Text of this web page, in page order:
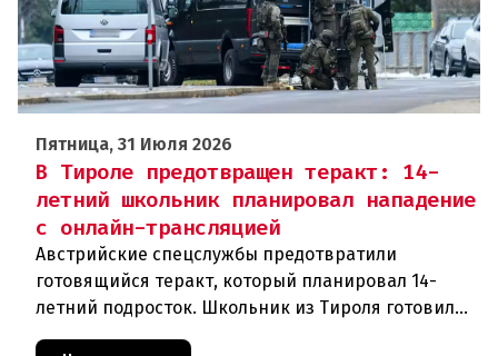
Пятница, 31 Июля 2026
В Тироле предотвращен теракт: 14-
летний школьник планировал нападение
с онлайн-трансляцией
Австрийские спецслужбы предотвратили
готовящийся теракт, который планировал 14-
летний подросток. Школьник из Тироля готовил
нападение на религиозные учреждения и